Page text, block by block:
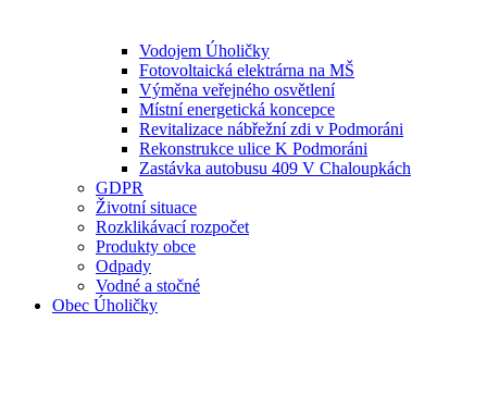
Vodojem Úholičky
Fotovoltaická elektrárna na MŠ
Výměna veřejného osvětlení
Místní energetická koncepce
Revitalizace nábřežní zdi v Podmoráni
Rekonstrukce ulice K Podmoráni
Zastávka autobusu 409 V Chaloupkách
GDPR
Životní situace
Rozklikávací rozpočet
Produkty obce
Odpady
Vodné a stočné
Obec Úholičky